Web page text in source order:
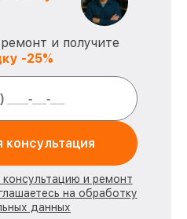
и получите
-25%
консультация
консультацию и ремонт
на обработку
данных